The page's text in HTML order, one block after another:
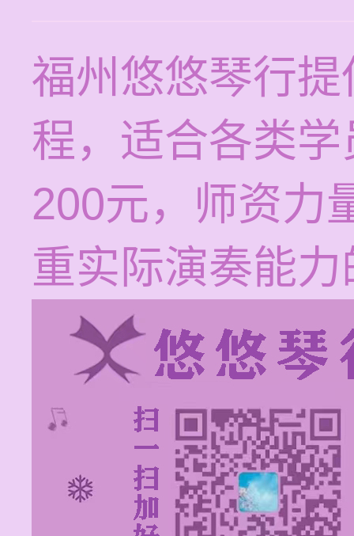
福州悠悠琴行
程，适合各类
200元，师资力
重实际演奏能